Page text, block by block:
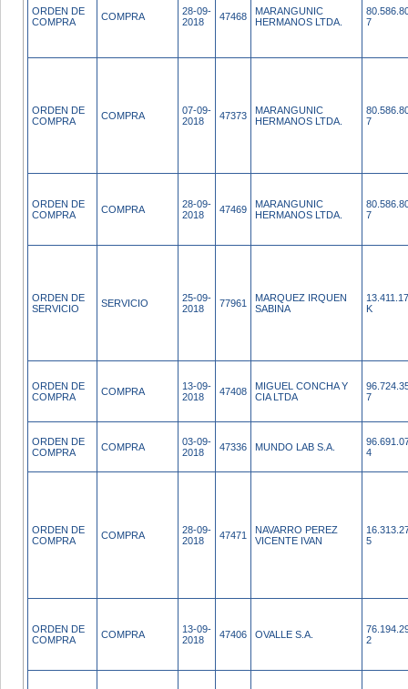
ORDEN DE
COMPRA
COMPRA
28-09-
2018
47468
MARANGUNIC
HERMANOS LTDA.
7
ORDEN DE
COMPRA
COMPRA
07-09-
2018
47373
MARANGUNIC
HERMANOS LTDA.
7
ORDEN DE
COMPRA
COMPRA
28-09-
2018
47469
MARANGUNIC
HERMANOS LTDA.
7
ORDEN DE
SERVICIO
SERVICIO
25-09-
2018
77961
MARQUEZ IRQUEN
SABINA
K
ORDEN DE
COMPRA
COMPRA
13-09-
2018
47408
MIGUEL CONCHA Y
CIA LTDA
7
ORDEN DE
COMPRA
COMPRA
03-09-
2018
47336 MUNDO LAB S.A.
4
ORDEN DE
COMPRA
COMPRA
28-09-
2018
47471
NAVARRO PEREZ
VICENTE IVAN
5
ORDEN DE
COMPRA
COMPRA
13-09-
2018
47406 OVALLE S.A.
2